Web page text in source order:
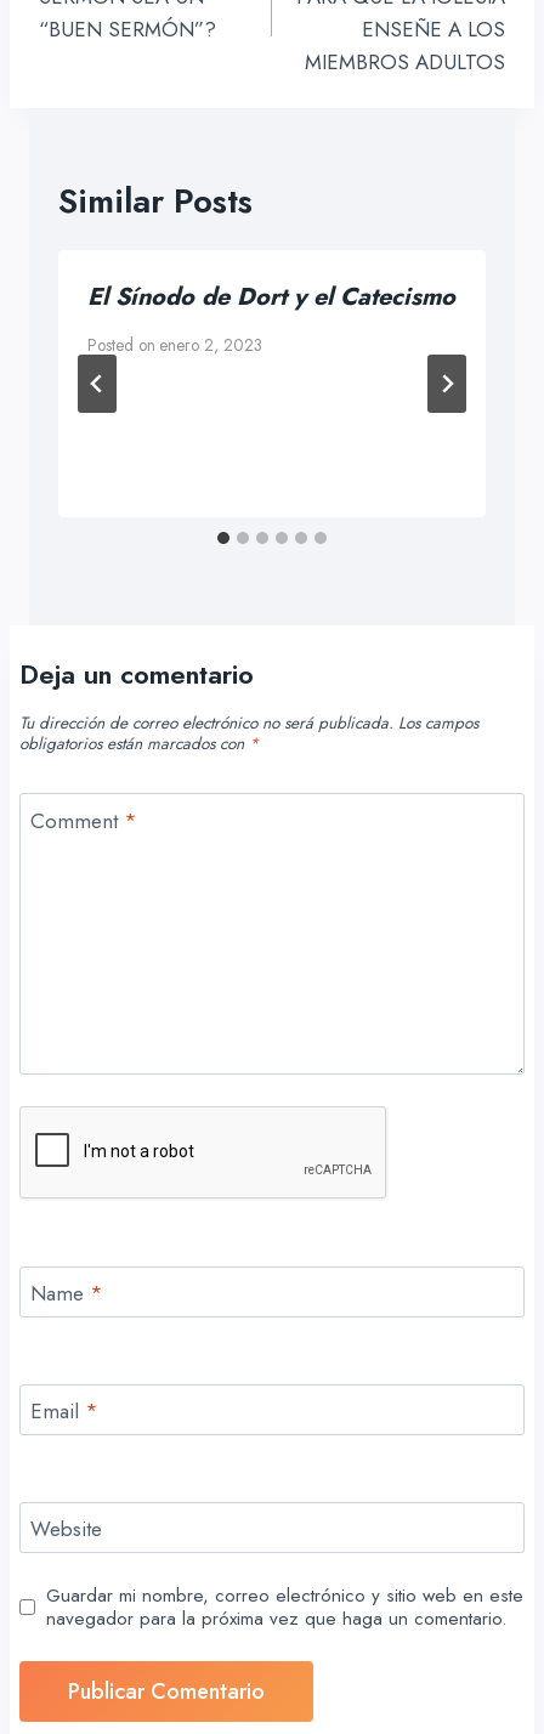
“BUEN SERMÓN”?
ENSEÑE A LOS
MIEMBROS ADULTOS
Similar Posts
El Sínodo de Dort y el Catecismo
Posted on enero 2, 2023
Deja un comentario
Tu dirección de correo electrónico no será publicada. Los campos
obligatorios están marcados con *
Comment *
Name *
Email *
Website
Guardar mi nombre, correo electrónico y sitio web en este
navegador para la próxima vez que haga un comentario.